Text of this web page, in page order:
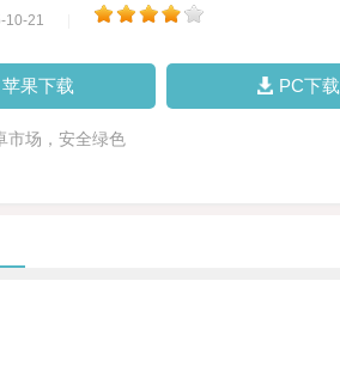
10-21
苹果下载 PC下载
市场，安全绿色